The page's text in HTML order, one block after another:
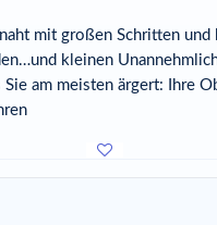
naht mit großen Schritten und
kleinen
Sie am meisten ärgert: Ihre